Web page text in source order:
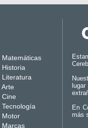
Matemáticas
Historia
Literatura
Arte
Cine
Tecnología
Motor
Marcas
En
más